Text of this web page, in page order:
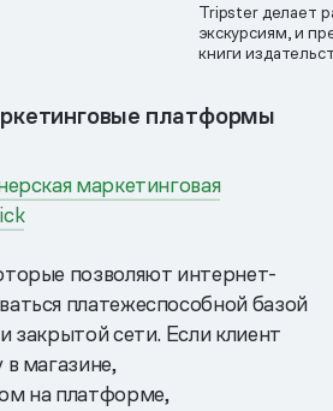
Tripster делает
экскурсиям, и
книги
платформы
маркетинговая
позволяют интернет-
платежеспособной базой
закрытой сети. Если клиент
магазине,
на платформе,